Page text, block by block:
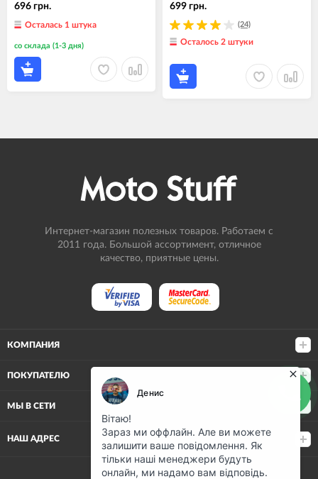
696 грн.
Осталась 1 штука
со склада (1-3 дня)
(24)
699 грн.
Осталось 2 штуки
Интернет-магазин полезных товаров. Работаем с
2011 года. Большой ассортимент, отличное
качество, приятные цены.
КОМПАНИЯ
ПОКУПАТЕЛЮ
МЫ В СЕТИ
НАШ АДРЕС